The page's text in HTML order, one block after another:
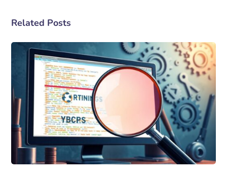
Related Posts